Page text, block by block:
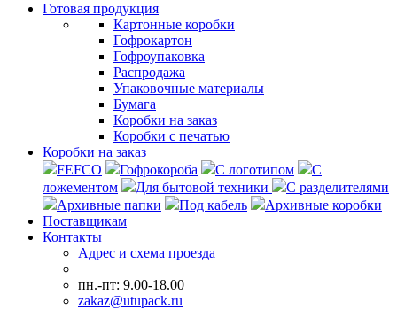
Готовая продукция
Картонные коробки
Гофрокартон
Гофроупаковка
Распродажа
Упаковочные материалы
Бумага
Коробки на заказ
Коробки с печатью
Коробки на заказ
FEFCO
Гофрокороба С логотипом
С
ложементом
Для бытовой техники
С разделителями
Архивные папки
Под кабель
Архивные коробки
Поставщикам
Контакты
Адрес и схема проезда
пн.-пт: 9.00-18.00
zakaz@utupack.ru